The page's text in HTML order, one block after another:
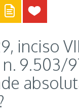
inciso
9.503/